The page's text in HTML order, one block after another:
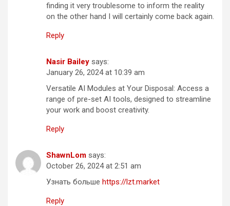
finding it very troublesome to inform the reality
on the other hand I will certainly come back again.
Reply
Nasir Bailey says:
January 26, 2024 at 10:39 am
Versatile AI Modules at Your Disposal: Access a
range of pre-set AI tools, designed to streamline
your work and boost creativity.
Reply
ShawnLom says:
October 26, 2024 at 2:51 am
Узнать больше https://lzt.market
Reply